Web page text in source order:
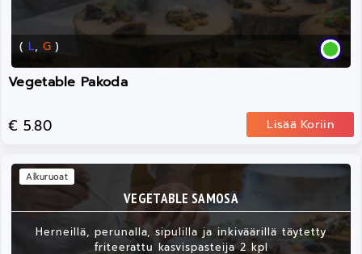
( L, G )
Vegetable Pakoda
€ 5.80 Lisää Koriin
VEGETABLE SAMOSA
Herneillä, perunalla, sipulilla ja inkiväärillä täytetty
friteerattu kasvispasteija 2 kpl
Alkuruoat